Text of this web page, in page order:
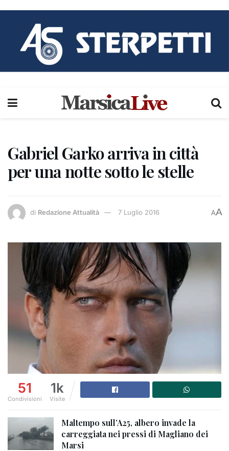
Gabriel Garko arriva in città
per una notte sotto le stelle
di Redazione Attualità 7 Luglio 2016 AA
51
Condivisioni
1k
Visite
Maltempo sull’A25, albero invade la
carreggiata nei pressi di Magliano dei
Marsi